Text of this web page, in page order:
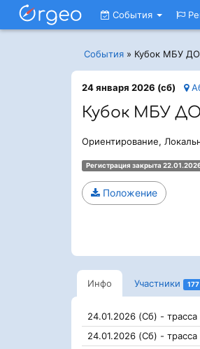
События
События » Кубок МБУ ДО
24 января 2026 (сб)
Кубок МБУ
Ориентирование,
Регистрация закрыта
Положение
Инфо Участники 177
24.01.2026 (Сб) - трасса
24.01.2026 (Сб) - трасса